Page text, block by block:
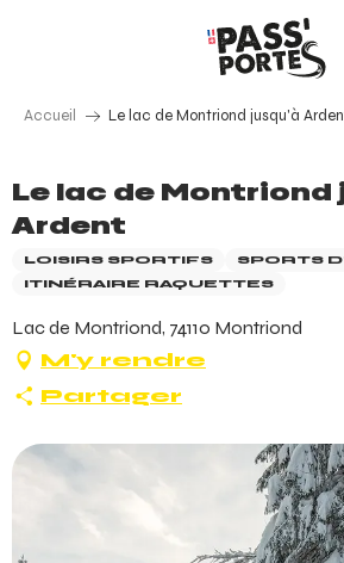
Accueil Le lac de Montriond jusqu'à
Le lac de Montriond
Ardent
LOISIRS SPORTIFS
SPORTS
ITINÉRAIRE RAQUETTES
Lac de Montriond, 74110 Montriond
M'y rendre
Partager